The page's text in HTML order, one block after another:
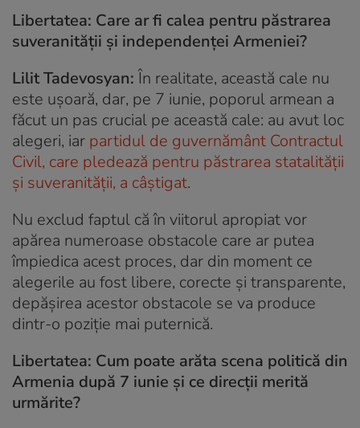
Libertatea: Care ar fi calea pentru păstrarea
suveranității și independenței Armeniei?
Lilit Tadevosyan:În realitate, această cale nu
este ușoară, dar, pe 7 iunie, poporul armean a
făcut un pas crucial pe această cale: au avut loc
alegeri, iar partidul de guvernământ Contractul
Civil, care pledează pentru păstrarea statalității
și suveranității, a câștigat.
Nu exclud faptul că în viitorul apropiat vor
apărea numeroase obstacole care ar putea
împiedica acest proces, dar din moment ce
alegerile au fost libere, corecte și transparente,
depășirea acestor obstacole se va produce
dintr-o poziție mai puternică.
Libertatea: Cum poate arăta scena politică din
Armenia după 7 iunie și ce direcții merită
urmărite?